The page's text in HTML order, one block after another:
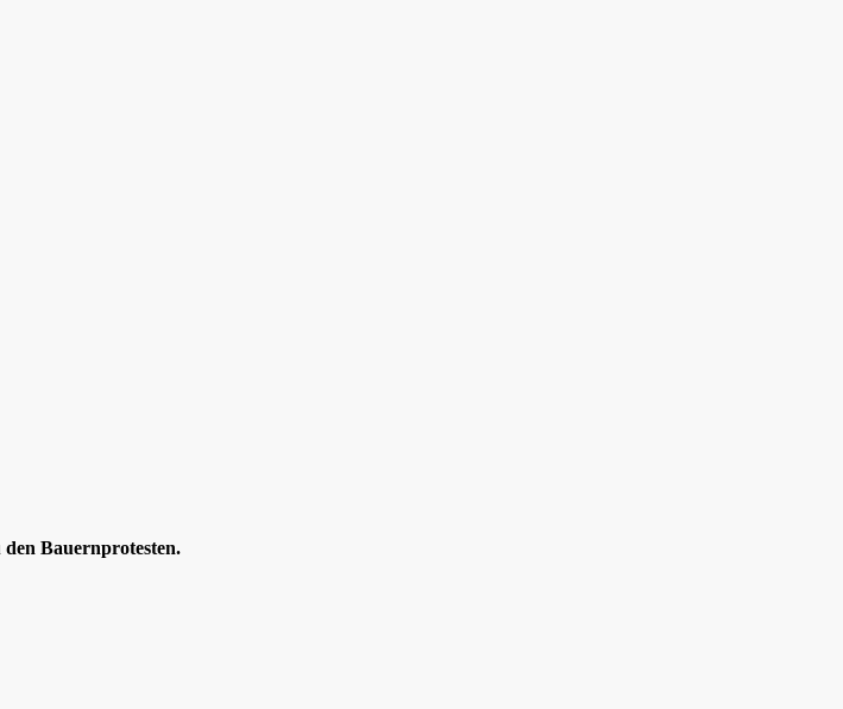
Bauernprotesten.